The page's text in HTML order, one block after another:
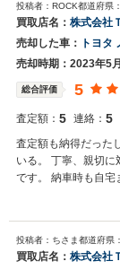
投稿者：ROCK都道府県：
買取店名： 株式会社
売却した車：
トヨタ
売却時期：2023年5月
総合評価 5
査定額： 5 連絡： 5
査定額も納得だった
いる。 丁寧、親切
です。 納車時も自宅
買取店からの返信
この度は、大切な
定について高評価
投稿者：ちさま都道府県：
買取店名： 株式会社